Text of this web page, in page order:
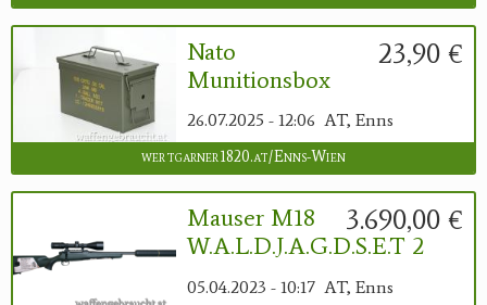
23,90 €
Nato
Munitionsbox
26.07.2025 - 12:06 AT, Enns
wertgarner1820.at/Enns-Wien
3.690,00 €
Mauser M18
W.A.L.D.J.A.G.D.S.E.T 2
05.04.2023 - 10:17 AT, Enns